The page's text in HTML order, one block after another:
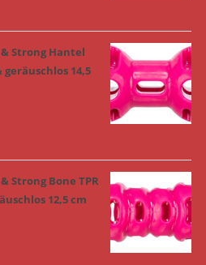
Strong Hantel
14,5
Strong Bone TPR
12,5 cm